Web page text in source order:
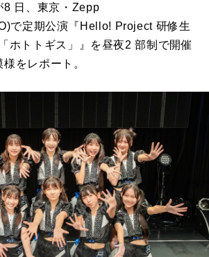
8 日、東京・Zepp
で定期公演『 Hello! Project 研修生
ホトトギス」』を昼夜2 部制で開催
をレポート。